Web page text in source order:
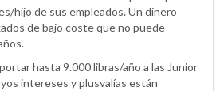
hijo de sus empleados. Un dinero
de bajo coste que no puede
hasta 9.000 libras/año a las Junior
intereses y plusvalías están